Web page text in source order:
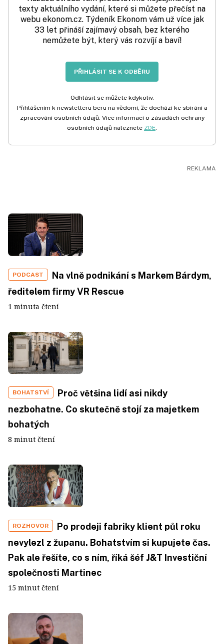
texty aktuálního vydání, které si můžete přečíst na
webu ekonom.cz. Týdeník Ekonom vám už více jak
33 let přináší zajímavý obsah, bez kterého
nemůžete být, který vás rozvíjí a baví!
PŘIHLÁSIT SE K ODBĚRU
Odhlásit se můžete kdykoliv.
Přihlášením k newsletteru beru na vědomí, že dochází ke sbírání a
zpracování osobních údajů. Více informací o zásadách ochrany
osobních údajů naleznete ZDE.
PODCAST
Na vlně podnikání s Markem Bárdym,
ředitelem firmy VR Rescue
1 minuta čtení
BOHATSTVÍ
Proč většina lidí asi nikdy
nezbohatne. Co skutečně stojí za majetkem
bohatých
8 minut čtení
ROZHOVOR
Po prodeji fabriky klient půl roku
nevylezl z županu. Bohatstvím si kupujete čas.
Pak ale řešíte, co s ním, říká šéf J&T Investiční
společnosti Martinec
15 minut čtení